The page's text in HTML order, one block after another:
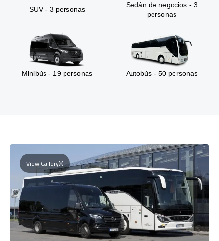
SUV - 3 personas
Sedán de negocios - 3
personas
Minibús - 19 personas Autobús - 50 personas
View Gallery